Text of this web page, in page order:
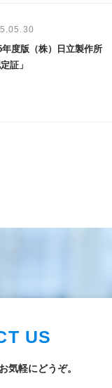
年度版（株）日立製作所
証」
US
気軽にどうぞ。